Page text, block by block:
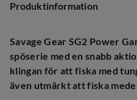
Produktinformation
Savage Gear SG2 Power
spöserie med en snabb
klingan för att fiska med
även utmärkt att fiska